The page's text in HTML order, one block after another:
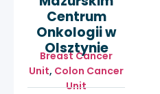
Centrum
Onkologii w
Olsztynie
Breast Cancer
Unit, Colon Cancer
Unit